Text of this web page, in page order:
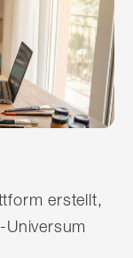
erstellt,